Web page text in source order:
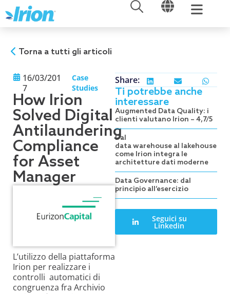
al
contenuto
APRI APRI
Torna a tutti gli articoli
16/03/201
7
Case
Studies
How Irion
Solved Digital
Antilaundering
Compliance
for Asset
Manager
L’utilizzo della piattaforma
Irion per realizzare i
controlli automatici di
congruenza fra Archivio
Share:
Ti potrebbe anche
interessare
Augmented Data Quality: i
clienti valutano Irion – 4,7/5
Dal
data warehouse al lakehouse:
come Irion integra le
architetture dati moderne
Data Governance: dal
principio all’esercizio
Seguici su
Linkedin